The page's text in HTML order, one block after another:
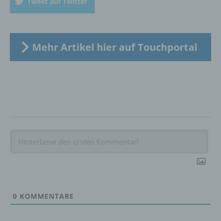
Mehr Artikel hier auf Touchportal
0 KOMMENTARE
Bereitstellung, den Abgleich oder die
Verknüpfung, die Einschränkung, das
e) Profiling
personenbezogenen Daten verwendet
werden, um bestimmte persönliche Aspekte,